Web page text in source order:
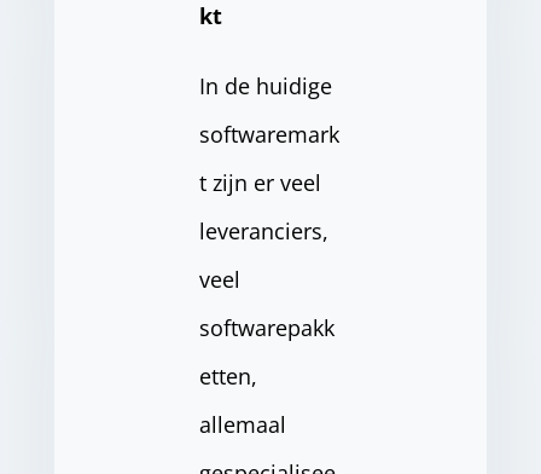
kt
In de huidige
softwaremark
t zijn er veel
leveranciers,
veel
softwarepakk
etten,
allemaal